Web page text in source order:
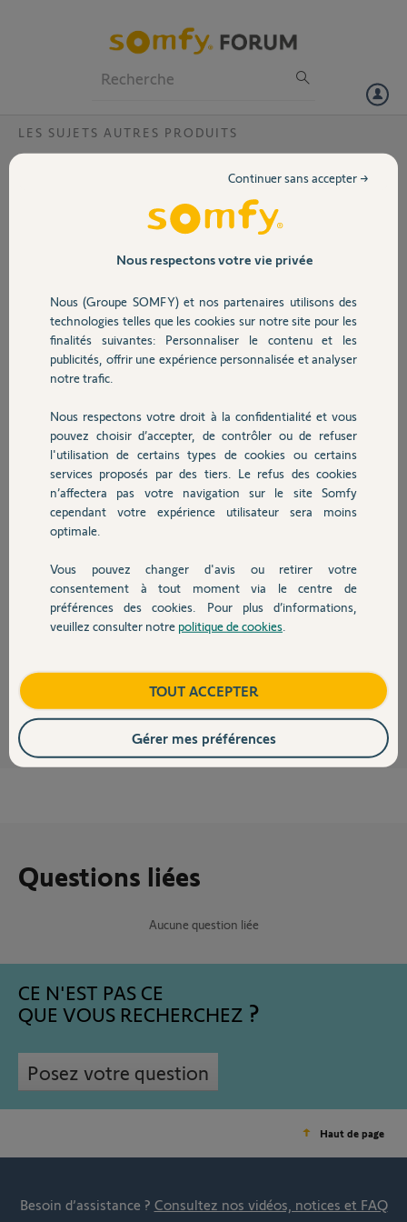
Volet
Sécurité
Domotique
Chauffage
Autres produits
Devis avec un pro
Contact
LES SUJETS AUTRES PRODUITS
Compatibilité Roll Up 24 WireFree et WF
Savez vous si le WF Li-ion Solar Panel Kit [9025293] et compatible
avec le Roll Up 24 WireFree® Li-ion RTS [1240279]. Les informations
Merci,
bach
il y a 3 mois
Participer au fil de discussion
Réponses
Bonjour Bach,
Il semblerait que ce soit bien le cas. Cependant, ce produit n’est pas
disponible en France.
Voici la documentation confirmant sa compatibilité :
https://asset.somfy.com/Document/0397c79c-8881-454b-a2ab-...
il y a 3 mois
Questions liées
Aucune question liée
CE N'EST PAS CE
QUE VOUS RECHERCHEZ
Posez votre question
Haut de page
Besoin d’assistance ? Consultez nos vidéos, notices et FAQ
Nous respectons votre vie privée
Nous (Groupe SOMFY) et nos partenaires utilisons des
technologies telles que les cookies sur notre site pour les
finalités suivantes: Personnaliser le contenu et les
publicités, offrir une expérience personnalisée et analyser
notre trafic.
Nous respectons votre droit à la confidentialité et vous
pouvez choisir d’accepter, de contrôler ou de refuser
l'utilisation de certains types de cookies ou certains
services proposés par des tiers. Le refus des cookies
n’affectera pas votre navigation sur le site Somfy
cependant votre expérience utilisateur sera moins
optimale.
Vous pouvez changer d'avis ou retirer votre
consentement à tout moment via le centre de
préférences des cookies. Pour plus d’informations,
veuillez consulter notre politique de cookies
Continuer sans accepter →
TOUT ACCEPTER
Gérer mes préférences